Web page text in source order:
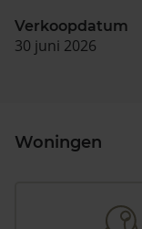
Verkoopdatum
30 juni 2026
Woningen